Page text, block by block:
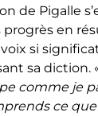
de Pigalle
progrès en
si
sa diction.
comme je
ce que